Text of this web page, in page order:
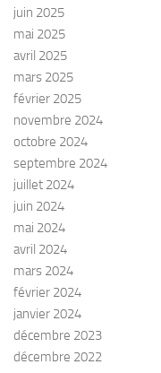
juin 2025
mai 2025
avril 2025
mars 2025
février 2025
novembre 2024
octobre 2024
septembre 2024
juillet 2024
juin 2024
mai 2024
avril 2024
mars 2024
février 2024
janvier 2024
décembre 2023
décembre 2022